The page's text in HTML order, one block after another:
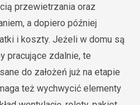
przewietrzania oraz
a dopiero później
i koszty. Jeżeli w domu są
pracujące zdalnie, te
do założeń już na etapie
też wychwycić elementy